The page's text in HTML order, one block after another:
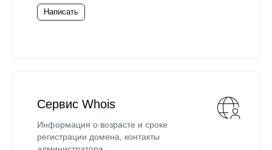
Написать
Сервис Whois
Информация о возрасте и сроке
регистрации домена, контакты